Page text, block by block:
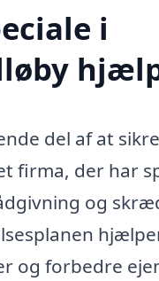
i
del af at
firma, der har
og
og forbedre